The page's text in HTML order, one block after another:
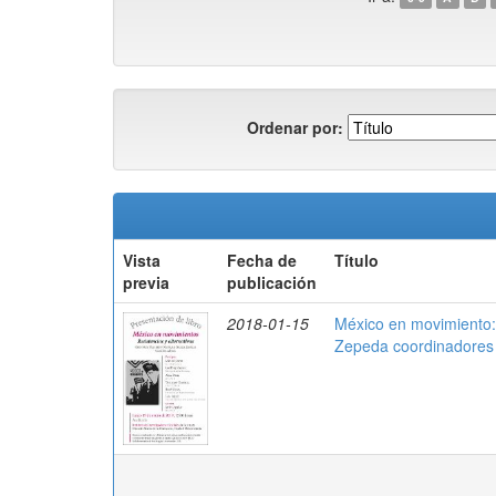
Ordenar por:
Vista
previa
Fecha de
publicación
Título
2018-01-15
México en
Zepeda coordinadores